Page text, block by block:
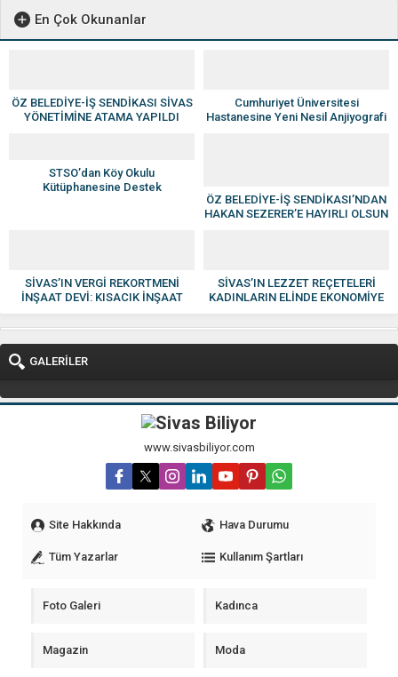
En Çok Okunanlar
ÖZ BELEDİYE-İŞ SENDİKASI SİVAS
YÖNETİMİNE ATAMA YAPILDI
Cumhuriyet Üniversitesi
Hastanesine Yeni Nesil Anjiyografi
STSO’dan Köy Okulu
Kütüphanesine Destek
ÖZ BELEDİYE-İŞ SENDİKASI’NDAN
HAKAN SEZERER’E HAYIRLI OLSUN
SİVAS’IN VERGİ REKORTMENİ
İNŞAAT DEVİ: KISACIK İNŞAAT
GÜVEN VE KALİTENİN ADI OLDU
SİVAS’IN LEZZET REÇETELERİ
KADINLARIN ELİNDE EKONOMİYE
KAZANDIRILIYOR
GALERİLER
www.sivasbiliyor.com
Site Hakkında Hava Durumu
Tüm Yazarlar Kullanım Şartları
Foto Galeri Kadınca
Magazin Moda